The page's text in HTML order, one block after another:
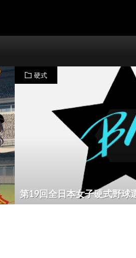
硬式
第19回全日本女子硬式野球